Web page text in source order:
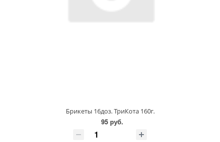
Брикеты 16доз. ТриКота 160г.
95 руб.